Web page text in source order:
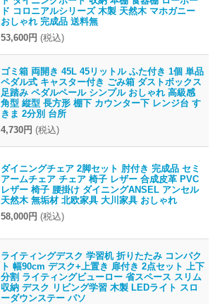
ド コロニアルシリーズ 木製 天然木 マホガニー
おしゃれ 完成品 送料無
53,600円 (税込)
ゴミ箱 両開き 45L 45リットル ふた付き 1個 単品
ペダル式 キャスター付き ごみ箱 ダストボックス
足踏み ペダルペール シンプル おしゃれ 高級感
角型 縦型 長方形 棚下 カウンター下 レンジ台 す
きま 2分別 台所
4,730円 (税込)
ダイニングチェア 2脚セット 肘付き 完成品 セミ
アームチェア チェア 椅子 レザー 合成皮革 PVC
レザー 椅子 腰掛け ダイニングANSEL アンセル
天然木 無垢材 北欧家具 大川家具 おしゃれ
58,000円 (税込)
ライティングデスク 学習机 折りたたみ コンパク
ト 幅90cm デスク+上置き 扉付き 2点セット 上下
分割 ライティングビューロー 省スペース スリム
収納 デスク リビング学習 木製 LEDライト スロ
ーダウンステー パソ